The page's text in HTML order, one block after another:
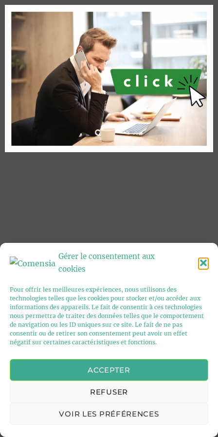
Gérer le consentement aux
cookies
Pour offrir les meilleures expériences, nous utilisons des
technologies telles que les cookies pour stocker et/ou accéder aux
informations des appareils. Le fait de consentir à ces technologies
nous permettra de traiter des données telles que le comportement
de navigation ou les ID uniques sur ce site. Le fait de ne pas
consentir ou de retirer son consentement peut avoir un effet
négatif sur certaines caractéristiques et fonctions.
ACCEPTER
REFUSER
VOIR LES PRÉFÉRENCES